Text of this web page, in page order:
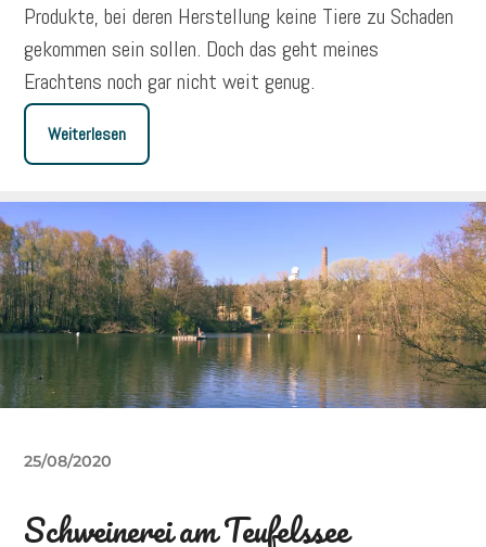
Produkte, bei deren Herstellung keine Tiere zu Schaden
gekommen sein sollen. Doch das geht meines
Erachtens noch gar nicht weit genug.
Weiterlesen
25/08/2020
Schweinerei am Teufelssee